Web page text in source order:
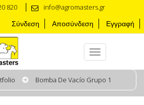
820 info@agromasters.gr
Σύνδεση Αποσύνδεση Εγγραφή
Bomba De Vacío Grupo 1